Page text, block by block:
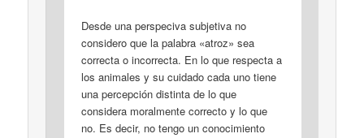
Desde una perspeciva subjetiva no
considero que la palabra «atroz» sea
correcta o incorrecta. En lo que respecta a
los animales y su cuidado cada uno tiene
una percepción distinta de lo que
considera moralmente correcto y lo que
no. Es decir, no tengo un conocimiento